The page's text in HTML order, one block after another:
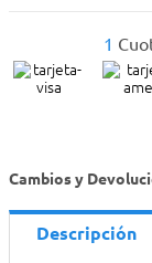
1
Cambios y
Descripción